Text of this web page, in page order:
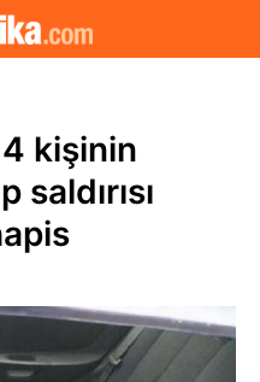
kişinin
saldırısı